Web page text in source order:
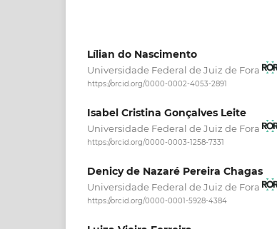
Lílian do Nascimento
Universidade Federal de Juiz de Fora
https://orcid.org/0000-0002-4053-2891
Isabel Cristina Gonçalves Leite
Universidade Federal de Juiz de Fora
https://orcid.org/0000-0003-1258-7331
Denicy de Nazaré Pereira Chagas
Universidade Federal de Juiz de Fora
https://orcid.org/0000-0001-5928-4384